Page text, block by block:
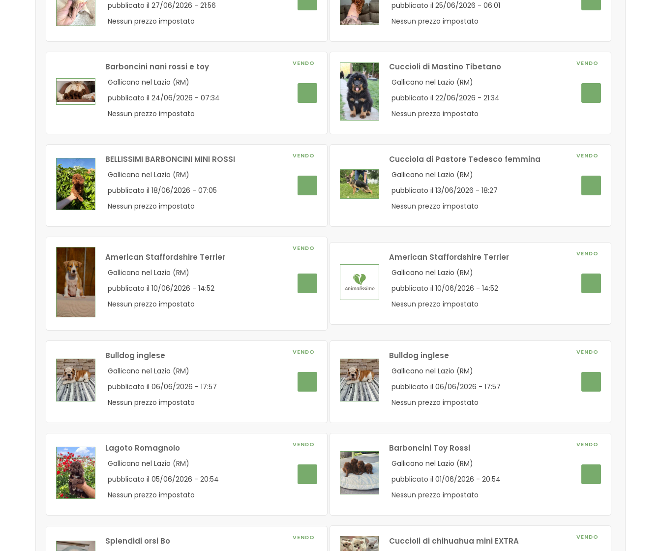
pubblicato il 27/06/2026 - 21:56
Nessun prezzo impostato
pubblicato il 25/06/2026 - 06:01
Nessun prezzo impostato
VENDO
Barboncini nani rossi e toy
Gallicano nel Lazio (RM)
pubblicato il 24/06/2026 - 07:34
Nessun prezzo impostato
VENDO
Cuccioli di Mastino Tibetano
Gallicano nel Lazio (RM)
pubblicato il 22/06/2026 - 21:34
Nessun prezzo impostato
VENDO
BELLISSIMI BARBONCINI MINI ROSSI
Gallicano nel Lazio (RM)
pubblicato il 18/06/2026 - 07:05
Nessun prezzo impostato
VENDO
Cucciola di Pastore Tedesco femmina
Gallicano nel Lazio (RM)
pubblicato il 13/06/2026 - 18:27
Nessun prezzo impostato
VENDO
American Staffordshire Terrier
Gallicano nel Lazio (RM)
pubblicato il 10/06/2026 - 14:52
Nessun prezzo impostato
VENDO
American Staffordshire Terrier
Gallicano nel Lazio (RM)
pubblicato il 10/06/2026 - 14:52
Nessun prezzo impostato
VENDO
Bulldog inglese
Gallicano nel Lazio (RM)
pubblicato il 06/06/2026 - 17:57
Nessun prezzo impostato
VENDO
Bulldog inglese
Gallicano nel Lazio (RM)
pubblicato il 06/06/2026 - 17:57
Nessun prezzo impostato
VENDO
Lagoto Romagnolo
Gallicano nel Lazio (RM)
pubblicato il 05/06/2026 - 20:54
Nessun prezzo impostato
VENDO
Barboncini Toy Rossi
Gallicano nel Lazio (RM)
pubblicato il 01/06/2026 - 20:54
Nessun prezzo impostato
VENDO
Splendidi orsi Bo VENDO
Cuccioli di chihuahua mini EXTRA